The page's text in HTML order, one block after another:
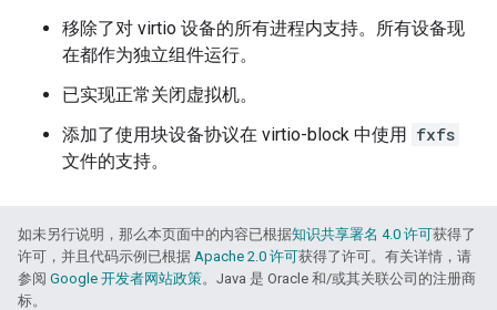
移除了对 virtio 设备的所有进程内支持。所有设备现
在都作为独立组件运行。
已实现正常关闭虚拟机。
添加了使用块设备协议在 virtio-block 中使用 fxfs
文件的支持。
如未另行说明，那么本页面中的内容已根据知识共享署名 4.0 许可获得了
许可，并且代码示例已根据 Apache 2.0 许可获得了许可。有关详情，请
参阅 Google 开发者网站政策。Java 是 Oracle 和/或其关联公司的注册商
标。